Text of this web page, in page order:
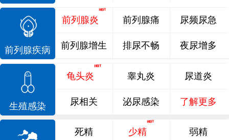
前列腺疾病
前列腺炎 前列腺痛 尿频尿急
前列腺增生 排尿不畅 夜尿增多
生殖感染
龟头炎 睾丸炎 尿道炎
尿相关 泌尿感染 了解更多
死精 少精 弱精